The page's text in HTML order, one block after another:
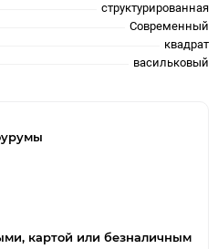
структурированная
Современный
квадрат
васильковый
картой или безналичным